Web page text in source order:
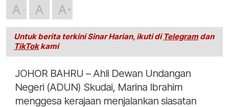
A A A
Untuk berita terkini Sinar Harian, ikuti di Telegramdan
TikTokkami
JOHOR BAHRU – Ahli Dewan Undangan
Negeri (ADUN) Skudai, Marina Ibrahim
menggesa kerajaan menjalankan siasatan